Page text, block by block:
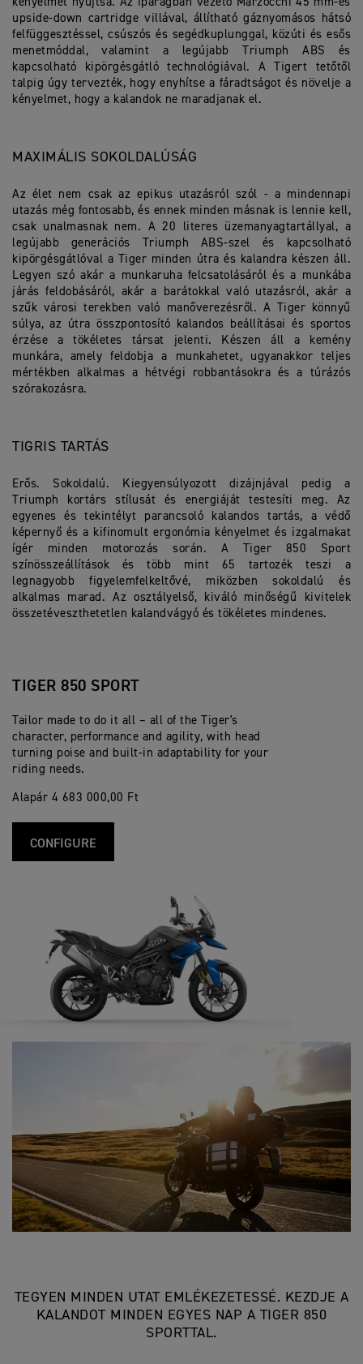
upside-down cartridge villával, állítható gáznyomásos hátsó
felfüggesztéssel, csúszós és segédkuplunggal, közúti és esős
menetmóddal, valamint a legújabb Triumph ABS és
kapcsolható kipörgésgátló technológiával. A Tigert tetőtől
talpig úgy tervezték, hogy enyhítse a fáradtságot és növelje a
kényelmet, hogy a kalandok ne maradjanak el.
MAXIMÁLIS SOKOLDALÚSÁG
Az élet nem csak az epikus utazásról szól - a mindennapi
utazás még fontosabb, és ennek minden másnak is lennie kell,
csak unalmasnak nem. A 20 literes üzemanyagtartállyal, a
legújabb generációs Triumph ABS-szel és kapcsolható
kipörgésgátlóval a Tiger minden útra és kalandra készen áll.
Legyen szó akár a munkaruha felcsatolásáról és a munkába
járás feldobásáról, akár a barátokkal való utazásról, akár a
szűk városi terekben való manőverezésről. A Tiger könnyű
súlya, az útra összpontosító kalandos beállításai és sportos
érzése a tökéletes társat jelenti. Készen áll a kemény
munkára, amely feldobja a munkahetet, ugyanakkor teljes
mértékben alkalmas a hétvégi robbantásokra és a túrázós
szórakozásra.
TIGRIS TARTÁS
Erős. Sokoldalú. Kiegyensúlyozott dizájnjával pedig a
Triumph kortárs stílusát és energiáját testesíti meg. Az
egyenes és tekintélyt parancsoló kalandos tartás, a védő
képernyő és a kifinomult ergonómia kényelmet és izgalmakat
ígér minden motorozás során. A Tiger 850 Sport
színösszeállítások és több mint 65 tartozék teszi a
legnagyobb figyelemfelkeltővé, miközben sokoldalú és
alkalmas marad. Az osztályelső, kiváló minőségű kivitelek
összetéveszthetetlen kalandvágyó és tökéletes mindenes.
TIGER 850 SPORT
Tailor made to do it all – all of the Tiger's
character, performance and agility, with head
turning poise and built-in adaptability for your
riding needs.
Alapár 4 683 000,00 Ft
CONFIGURE
TEGYEN MINDEN UTAT EMLÉKEZETESSÉ. KEZDJE A
KALANDOT MINDEN EGYES NAP A TIGER 850
SPORTTAL.